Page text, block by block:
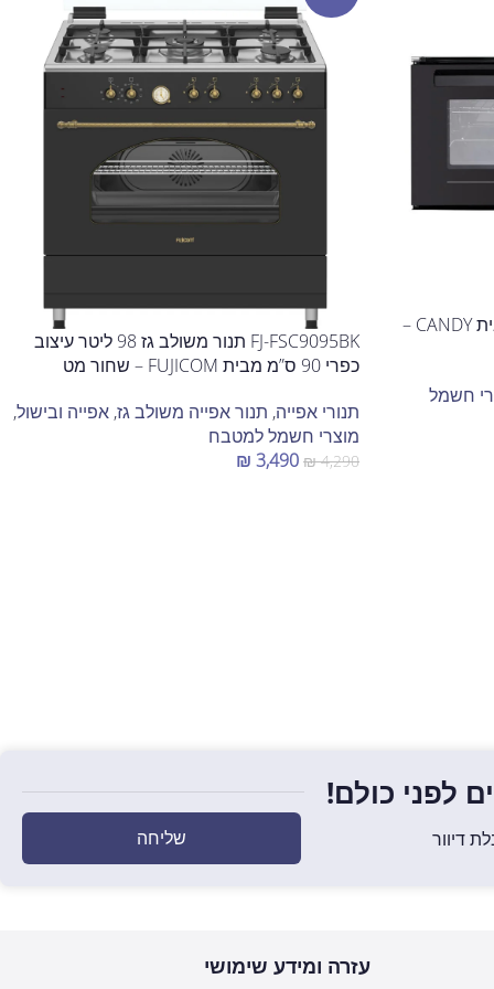
FCE943LN תנור בנוי 90 ס"מ מבית CANDY –
חשמל
FJ-FSC9095BK תנור משולב גז 98 ליטר עיצוב
כפרי 90 ס”מ מבית FUJICOM – שחור מט
תנורי אפייה, תנור אפייה משולב גז, אפייה ובישול,
מוצרי חשמל למטבח
₪4,290
₪ 3,490
לפני כולם!
דיוור שליחה
עזרה ומידע שימושי